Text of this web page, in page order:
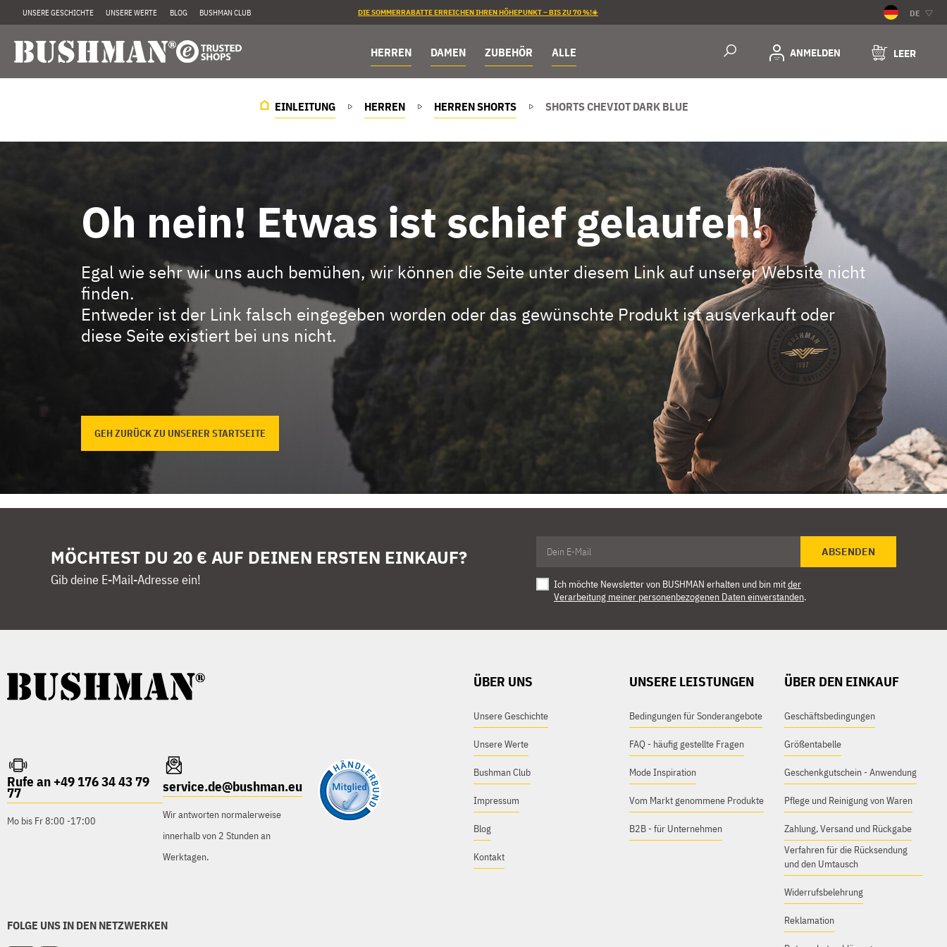
UNSERE GESCHICHTE UNSERE WERTE BLOG BUSHMAN CLUB DIE SOMMERRABATTE ERREICHEN IHREN HÖHEPUNKT – BIS ZU 70 %!☀️ DE
HERREN DAMEN ZUBEHÖR ALLE ANMELDEN LEER
EINLEITUNG HERREN HERREN SHORTS SHORTS CHEVIOT DARK BLUE
Oh nein! Etwas ist schief gelaufen!
Egal wie sehr wir uns auch bemühen, wir können die Seite unter diesem Link auf unserer Website nicht
finden.
Entweder ist der Link falsch eingegeben worden oder das gewünschte Produkt ist ausverkauft oder
diese Seite existiert bei uns nicht.
GEH ZURÜCK ZU UNSERER STARTSEITE
MÖCHTEST DU 20 € AUF DEINEN ERSTEN EINKAUF?
Gib deine E-Mail-Adresse ein!
ABSENDEN
Ich möchte Newsletter von BUSHMAN erhalten und bin mitder
Verarbeitung meiner personenbezogenen Daten einverstanden.
Rufe an +49 176 34 43 79
77
Mo bis Fr 8:00 -17:00
service.de@bushman.eu
Wir antworten normalerweise
innerhalb von 2 Stunden an
Werktagen.
FOLGE UNS IN DEN NETZWERKEN
ÜBER UNS
Unsere Geschichte
Unsere Werte
Bushman Club
Impressum
Blog
Kontakt
UNSERE LEISTUNGEN
Bedingungen für Sonderangebote
FAQ - häufig gestellte Fragen
Mode Inspiration
Vom Markt genommene Produkte
B2B - für Unternehmen
ÜBER DEN EINKAUF
Geschäftsbedingungen
Größentabelle
Geschenkgutschein - Anwendung
Pflege und Reinigung von Waren
Zahlung, Versand und Rückgabe
Verfahren für die Rücksendung
und den Umtausch
Widerrufsbelehrung
Reklamation